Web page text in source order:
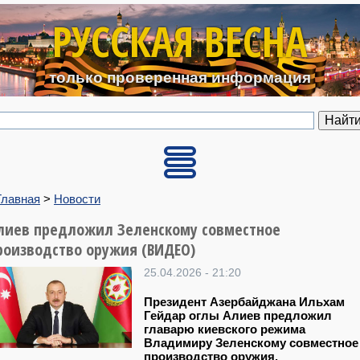
Перейти к основному
РУССКАЯ ВЕСНА
только проверенная информация
> Новости
предложил Зеленскому совместное
оружия (ВИДЕО)
25.04.2026 - 21:20
Президент Азербайджана Ильхам
Гейдар оглы Алиев предложил
главарю киевского режима
Владимиру Зеленскому совместное
производство оружия.